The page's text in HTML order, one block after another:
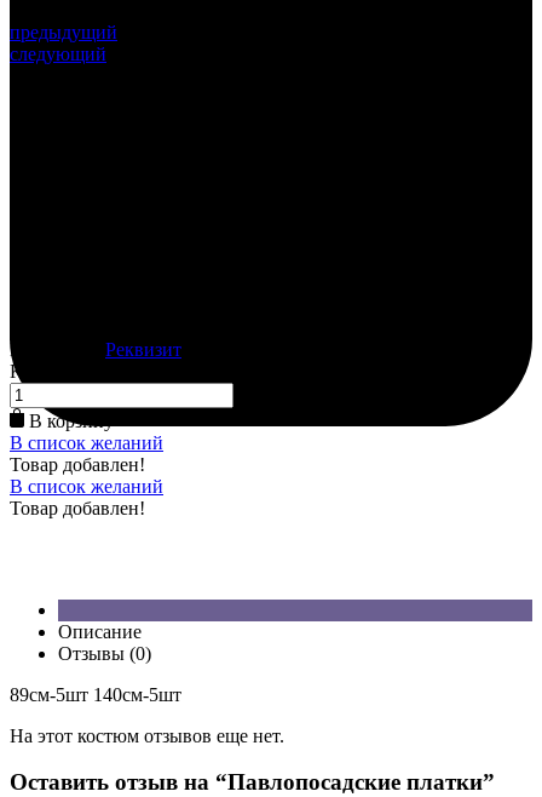
предыдущий
следующий
Категория: Реквизит
К-во:
В корзину
В список желаний
Товар добавлен!
В список желаний
Товар добавлен!
Описание
Отзывы (0)
89см-5шт 140см-5шт
На этот костюм отзывов еще нет.
Оставить отзыв на “Павлопосадские платки”